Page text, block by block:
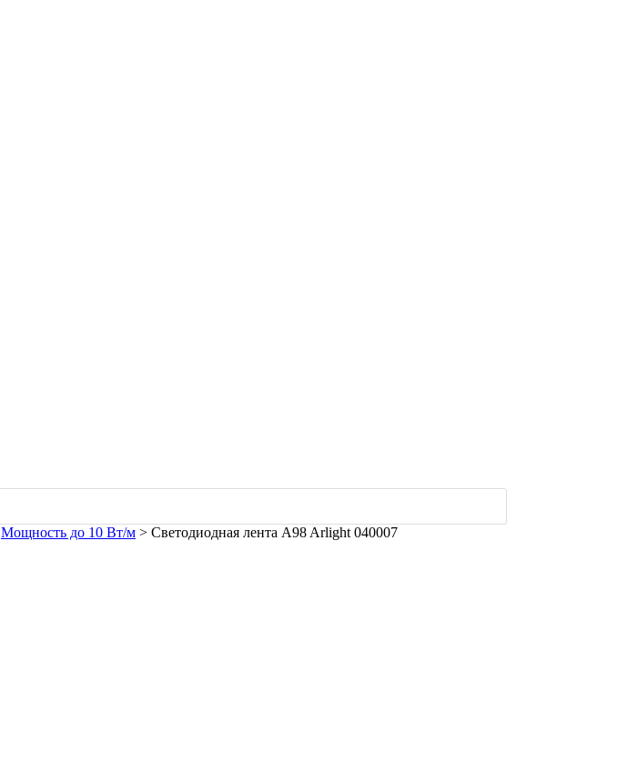
Мощность до 10 Вт/м > Светодиодная лента A98 Arlight 040007